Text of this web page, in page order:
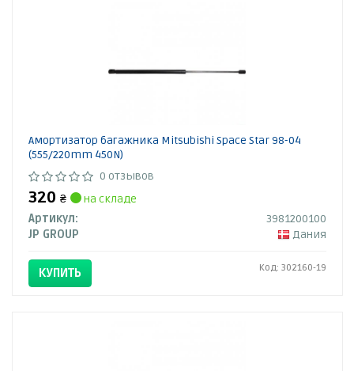
Амортизатор багажника Mitsubishi Space Star 98-04
(555/220mm 450N)
0 отзывов
320 ₴
на складе
Артикул:
3981200100
JP GROUP
Дания
КУПИТЬ Код: 302160-19